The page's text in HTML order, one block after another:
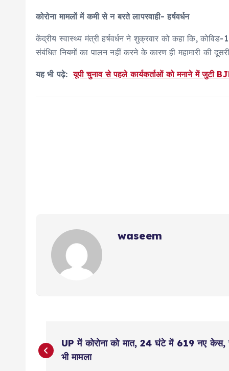
कोरोना मामलों में कमी से न बरते लापरवाही- हर्षवर्धन
केंद्रीय स्वास्थ्य मंत्री हर्षवर्धन ने शुक्रवार को कहा कि,
संबंधित नियमों का पालन नहीं करने के कारण ही महामारी की
यह भी पढ़े:यूपी चुनाव से पहले कार्यकर्ताओं को मनाने में जुटी
waseem
P
o
UP में कोरोना को मात, 24 घंटे में 619 नए केस,
भी मामला